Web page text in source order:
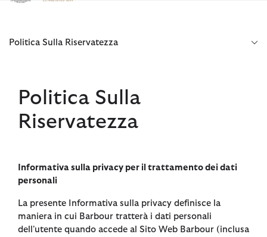
Clicca per visualizzare la nostra Dichiarazione di Accessibilità
Politica Sulla Riservatezza
Politica Sulla
Riservatezza
Informativa sulla privacy per il trattamento dei dati
personali
La presente Informativa sulla privacy definisce la
maniera in cui Barbour tratterà i dati personali
dell'utente quando accede al Sito Web Barbour (inclusa